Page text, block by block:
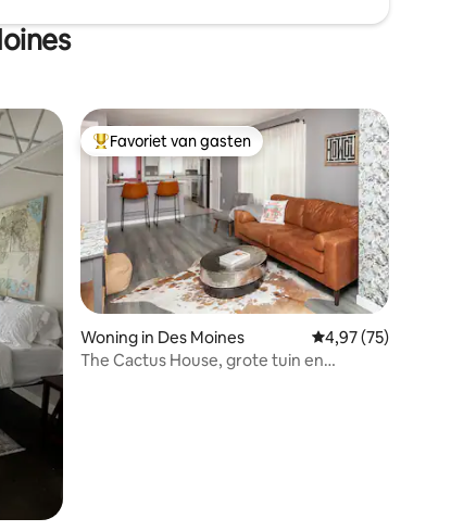
Topfavoriet van gasten
Favoriet van gasten
Woning in Des Moines Gemiddelde
4,97 (75)
The Cactus House, grote tuin en